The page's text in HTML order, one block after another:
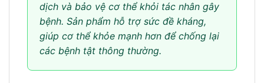
dịch và bảo vệ cơ thể khỏi tác nhân gây
bệnh. Sản phẩm hỗ trợ sức đề kháng,
giúp cơ thể khỏe mạnh hơn để chống lại
các bệnh tật thông thường.